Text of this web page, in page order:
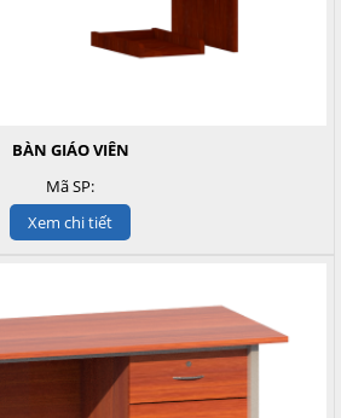
BÀN GIÁO VIÊN
Mã SP:
Xem chi tiết